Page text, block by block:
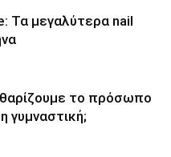
Τα μεγαλύτερα nail
το πρόσωπο
γυμναστική;